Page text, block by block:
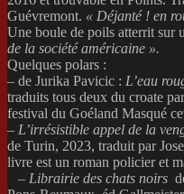
Guévremont. « Déjanté ! en
Une boule de poils atterrit sur
de la société américaine ».
Quelques polars :
– de Jurika Pavicic : L’eau
traduits tous deux du croate
festival du Goéland Masqué
– L’irrésistible appel de la
de Turin, 2023, traduit par
livre est un roman policier et
– Librairie des chats noirs